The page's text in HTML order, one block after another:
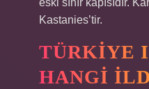
eski sınır kapısıdır.
Kastanies’tir.
TÜRKIYE
HANGI